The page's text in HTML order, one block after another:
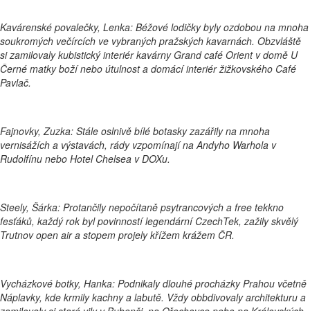
Kavárenské povalečky, Lenka: Béžové lodičky byly ozdobou na mnoha
soukromých večírcích ve vybraných pražských kavarnách. Obzvláště
si zamilovaly kubistický interiér kavárny Grand café Orient v domě U
Černé matky boží nebo útulnost a domácí interiér žižkovského Café
Pavlač.
Fajnovky, Zuzka: Stále oslnivě bílé botasky zazářily na mnoha
vernisážích a výstavách, rády vzpomínají na Andyho Warhola v
Rudolfínu nebo Hotel Chelsea v DOXu.
Steely, Šárka: Protančily nepočítaně psytrancových a free tekkno
fesťáků, každý rok byl povinností legendární CzechTek, zažily skvělý
Trutnov open air a stopem projely křížem krážem ČR.
Vycházkové botky, Hanka: Podnikaly dlouhé procházky Prahou včetně
Náplavky, kde krmily kachny a labutě. Vždy obbdivovaly architekturu a